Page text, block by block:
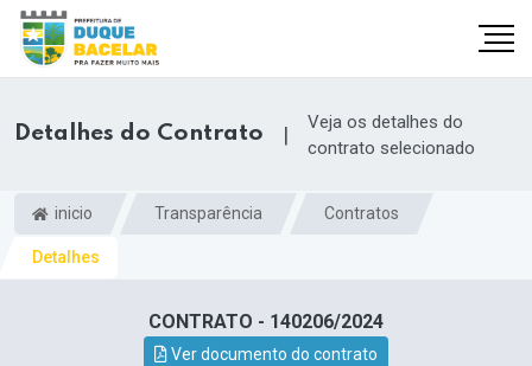
Detalhes do Contrato |
Veja os detalhes do
contrato selecionado
inicio Transparência Contratos
Detalhes
CONTRATO - 140206/2024
Ver documento do contrato